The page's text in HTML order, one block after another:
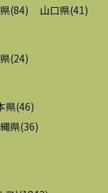
(84) 山口県(41)
(24)
県(46)
県(36)